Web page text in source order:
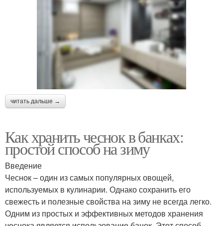
читать дальше →
Как хранить чеснок в банках:
простой способ на зиму
Введение
Чеснок – один из самых популярных овощей,
используемых в кулинарии. Однако сохранить его
свежесть и полезные свойства на зиму не всегда легко.
Одним из простых и эффективных методов хранения